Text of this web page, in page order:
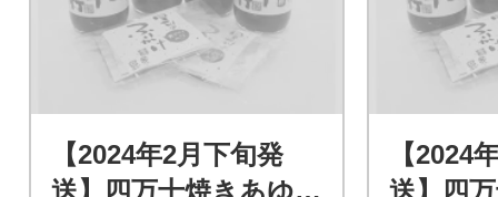
【2024年2月下旬発
【2024